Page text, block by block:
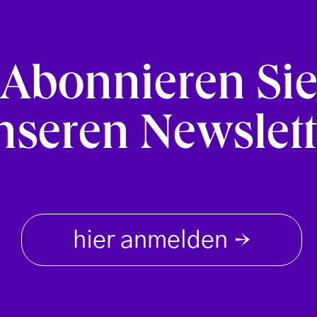
Abonnieren Sie
hier anmelden →